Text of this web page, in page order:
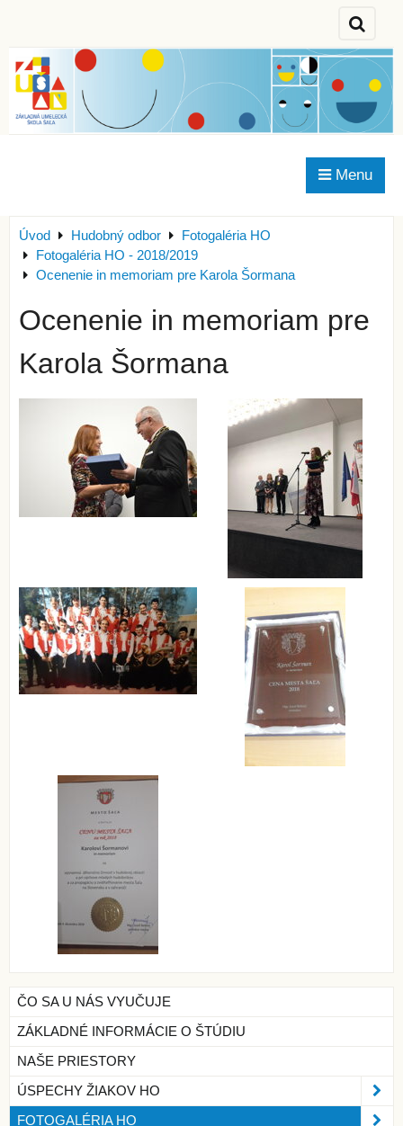
Menu
Úvod Hudobný odbor
Fotogaléria HO
Fotogaléria HO - 2018/2019
Ocenenie in memoriam pre Karola Šormana
Ocenenie in memoriam pre
Karola Šormana
ČO SA U NÁS VYUČUJE
ZÁKLADNÉ INFORMÁCIE O ŠTÚDIU
NAŠE PRIESTORY
ÚSPECHY ŽIAKOV HO
FOTOGALÉRIA HO